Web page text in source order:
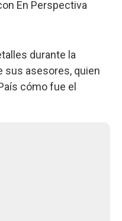
En Perspectiva
durante la
sus asesores, quien
cómo fue el